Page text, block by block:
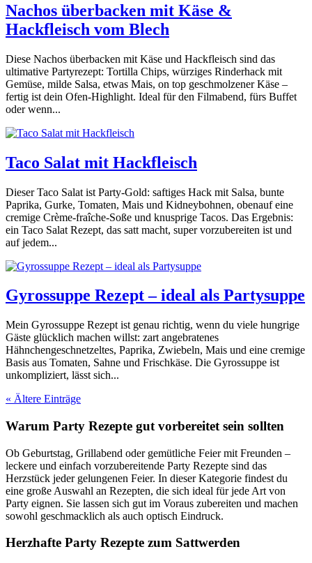
Nachos überbacken mit Käse &
Hackfleisch vom Blech
Diese Nachos überbacken mit Käse und Hackfleisch sind das
ultimative Partyrezept: Tortilla Chips, würziges Rinderhack mit
Gemüse, milde Salsa, etwas Mais, on top geschmolzener Käse –
fertig ist dein Ofen-Highlight. Ideal für den Filmabend, fürs Buffet
oder wenn...
Taco Salat mit Hackfleisch
Dieser Taco Salat ist Party-Gold: saftiges Hack mit Salsa, bunte
Paprika, Gurke, Tomaten, Mais und Kidneybohnen, obenauf eine
cremige Crème-fraîche-Soße und knusprige Tacos. Das Ergebnis:
ein Taco Salat Rezept, das satt macht, super vorzubereiten ist und
auf jedem...
Gyrossuppe Rezept – ideal als Partysuppe
Mein Gyrossuppe Rezept ist genau richtig, wenn du viele hungrige
Gäste glücklich machen willst: zart angebratenes
Hähnchengeschnetzeltes, Paprika, Zwiebeln, Mais und eine cremige
Basis aus Tomaten, Sahne und Frischkäse. Die Gyrossuppe ist
unkompliziert, lässt sich...
« Ältere Einträge
Warum Party Rezepte gut vorbereitet sein sollten
Ob Geburtstag, Grillabend oder gemütliche Feier mit Freunden –
leckere und einfach vorzubereitende Party Rezepte sind das
Herzstück jeder gelungenen Feier. In dieser Kategorie findest du
eine große Auswahl an Rezepten, die sich ideal für jede Art von
Party eignen. Sie lassen sich gut im Voraus zubereiten und machen
sowohl geschmacklich als auch optisch Eindruck.
Herzhafte Party Rezepte zum Sattwerden